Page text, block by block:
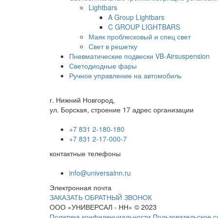
Lightbars
A Group Lightbars
C GROUP LIGHTBARS
Маяк проблесковый и спец свет
Свет в решетку
Пневматические подвески VB-Airsuspension
Светодиодные фары
Ручное управление на автомобиль
г. Нижний Новгород,
ул. Борская, строение 17 адрес организации
+7 831 2-180-180
+7 831 2-17-000-7
контактные телефоны
info@universalnn.ru
Электронная почта
ЗАКАЗАТЬ ОБРАТНЫЙ ЗВОНОК
ООО «УНИВЕРСАЛ - НН» © 2023